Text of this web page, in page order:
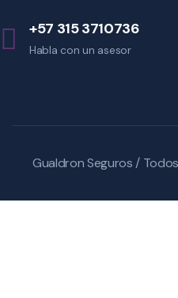
+57 315 3710736
Habla con un asesor
Gualdron Seguros /